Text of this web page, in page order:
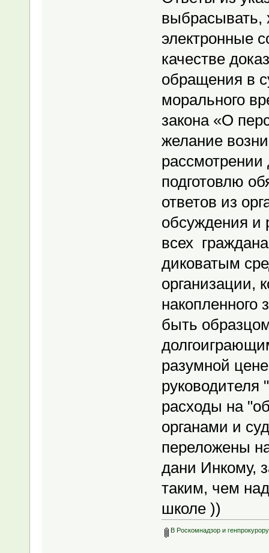
выбрасывать,
электронные
качестве
обращения в
морального
закона «О
желание
рассмотрении
подготовлю
ответов из
обсуждения и
всех
диковатым
организации,
накопленного
быть
разумной
расходы на
органами и
переложены
дани Инкому,
таким, чем
школе ))
В Роскомнадзор и